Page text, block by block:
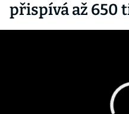
přispívá až 650